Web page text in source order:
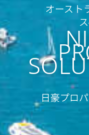
オースト
日豪プロ